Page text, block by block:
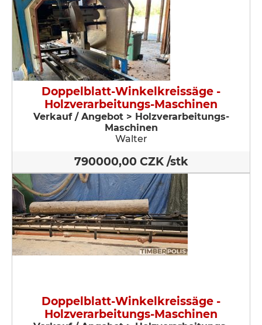
Doppelblatt-Winkelkreissäge -
Holzverarbeitungs-Maschinen
Verkauf / Angebot > Holzverarbeitungs-
Maschinen
Walter
790000,00 CZK /stk
Doppelblatt-Winkelkreissäge -
Holzverarbeitungs-Maschinen